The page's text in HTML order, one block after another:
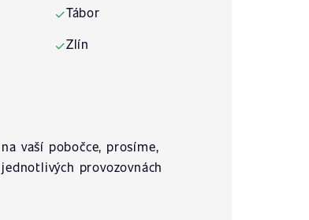
✓Tábor
✓Zlín
vaší pobočce, prosíme,
provozovnách